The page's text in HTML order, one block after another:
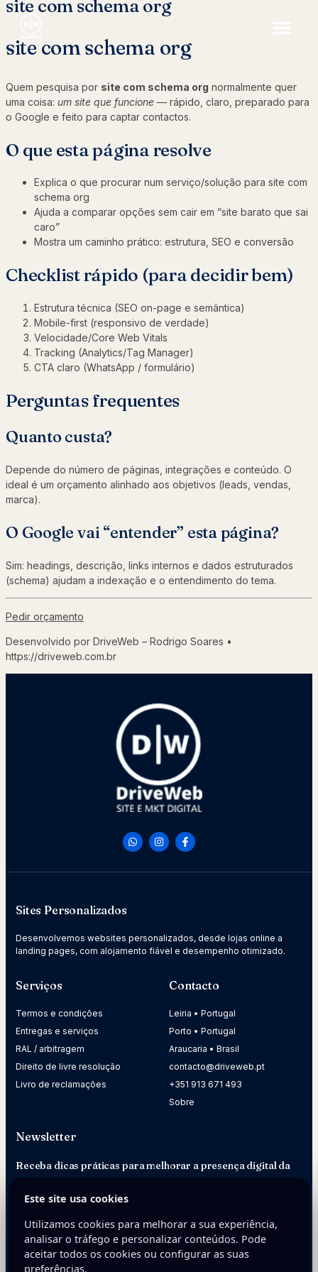
site com schema org
site com schema org
Quem pesquisa por site com schema org normalmente quer
uma coisa: um site que funcione — rápido, claro, preparado para
o Google e feito para captar contactos.
O que esta página resolve
Explica o que procurar num serviço/solução para site com
schema org
Ajuda a comparar opções sem cair em “site barato que sai
caro”
Mostra um caminho prático: estrutura, SEO e conversão
Checklist rápido (para decidir bem)
Estrutura técnica (SEO on-page e semântica)
Mobile-first (responsivo de verdade)
Velocidade/Core Web Vitals
Tracking (Analytics/Tag Manager)
CTA claro (WhatsApp / formulário)
Perguntas frequentes
Quanto custa?
Depende do número de páginas, integrações e conteúdo. O
ideal é um orçamento alinhado aos objetivos (leads, vendas,
marca).
O Google vai “entender” esta página?
Sim: headings, descrição, links internos e dados estruturados
(schema) ajudam a indexação e o entendimento do tema.
Pedir orçamento
Desenvolvido por DriveWeb – Rodrigo Soares •
https://driveweb.com.br
Sites Personalizados
Desenvolvemos websites personalizados, desde lojas online a
landing pages, com alojamento fiável e desempenho otimizado.
Serviços
Termos e condições
Entregas e serviços
RAL / arbitragem
Direito de livre resolução
Livro de reclamações
Contacto
Leiria • Portugal
Porto • Portugal
Araucaria • Brasil
contacto@driveweb.pt
+351 913 671 493
Sobre
Newsletter
Receba dicas práticas para melhorar a presença digital da
E-mail
Este site usa cookies
Utilizamos cookies para melhorar a sua experiência,
analisar o tráfego e personalizar conteúdos. Pode
aceitar todos os cookies ou configurar as suas
preferências.